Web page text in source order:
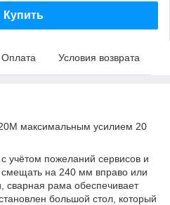
Купить
Оплата Условия возврата
максимальным усилием 20
учётом пожеланий сервисов и
на 240 мм вправо или
сварная рама обеспечивает
большой стол, который